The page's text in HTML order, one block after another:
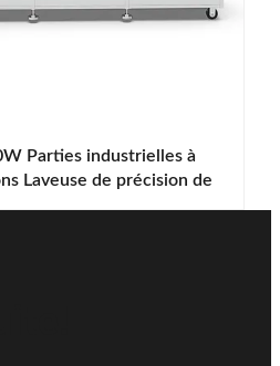
Parties industrielles à
Laveuse de précision de